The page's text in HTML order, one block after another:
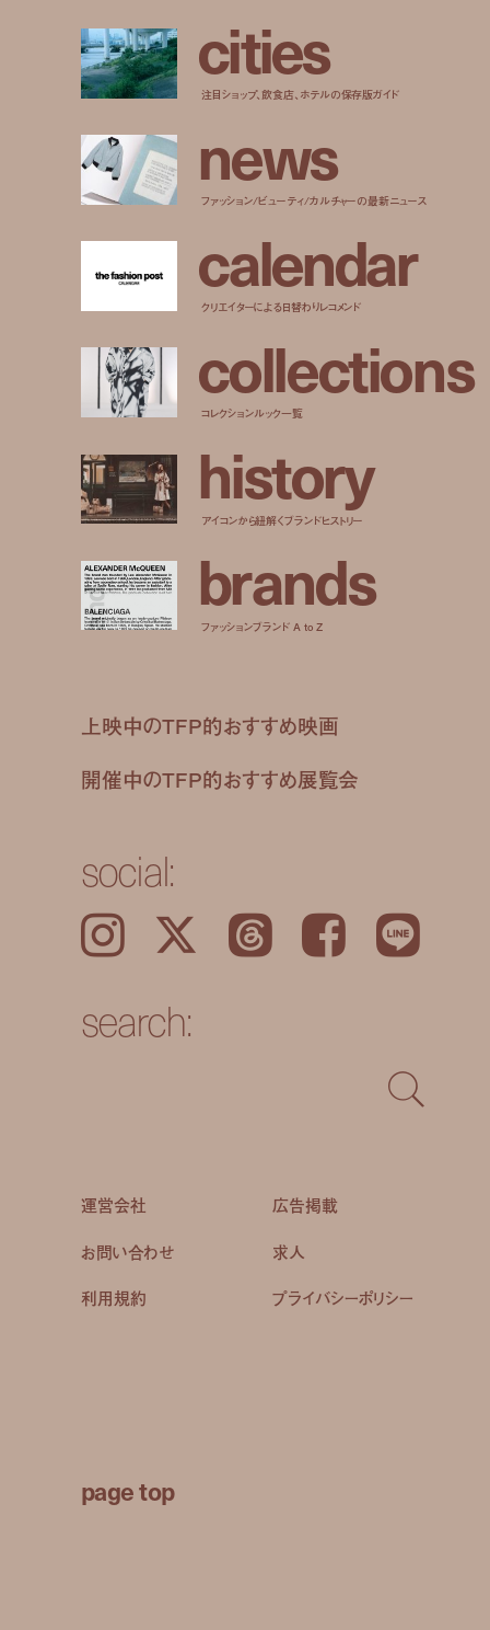
cities
注目ショップ、飲食店、ホテルの保存版ガイド
news
ファッション/ビューティ/カルチャーの最新ニュース
calendar
クリエイターによる日替わりレコメンド
collections
コレクションルック一覧
history
アイコンから紐解くブランドヒストリー
brands
ファッションブランド A to Z
上映中のTFP的おすすめ映画
開催中のTFP的おすすめ展覧会
social:
Instagram 𝕏 Threads Facebook LINE
search:
運営会社 広告掲載
お問い合わせ 求人
利用規約 プライバシーポリシー
page top